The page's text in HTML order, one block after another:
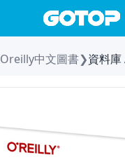
Oreilly中文圖書❯資料庫